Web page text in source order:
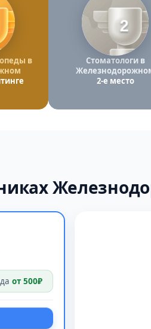
в
2
Стоматологи в
2-е место
от 500₽